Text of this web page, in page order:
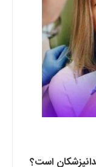
است؟